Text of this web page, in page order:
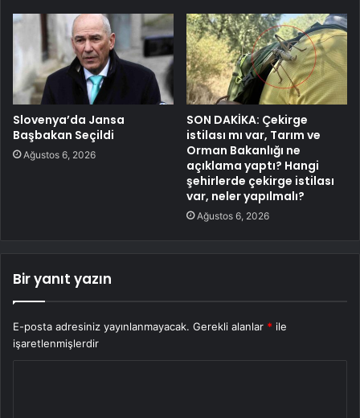
Slovenya’da Jansa
Başbakan Seçildi
Ağustos 6, 2026
SON DAKİKA: Çekirge
istilası mı var, Tarım ve
Orman Bakanlığı ne
açıklama yaptı? Hangi
şehirlerde çekirge istilası
var, neler yapılmalı?
Ağustos 6, 2026
Bir yanıt yazın
E-posta adresiniz yayınlanmayacak. Gerekli alanlar * ile
işaretlenmişlerdir